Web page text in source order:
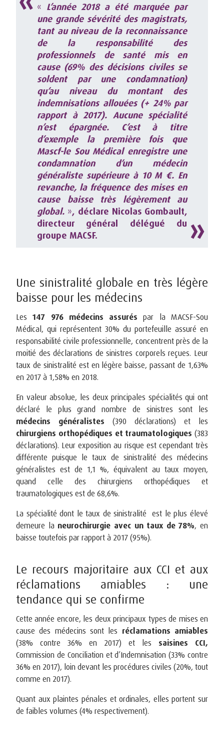
« L’année 2018 a été marquée par
une grande sévérité des magistrats,
tant au niveau de la reconnaissance
de la responsabilité des
professionnels de santé mis en
cause (69% des décisions civiles se
soldent par une condamnation)
qu’au niveau du montant des
indemnisations allouées (+ 24% par
rapport à 2017). Aucune spécialité
n’est épargnée. C’est à titre
d’exemple la première fois que
Mascf-le Sou Médical enregistre une
condamnation d’un médecin
généraliste supérieure à 10 M €. En
revanche, la fréquence des mises en
cause baisse très légèrement au
global. », déclare Nicolas Gombault,
directeur général délégué du
groupe MACSF.
Une sinistralité globale en très légère
baisse pour les médecins
Les147 976 médecins assurés par la MACSF-Sou
Médical, qui représentent 30% du portefeuille assuré en
responsabilité civile professionnelle, concentrent près de la
moitié des déclarations de sinistres corporels reçues. Leur
taux de sinistralité est en légère baisse, passant de 1,63%
en 2017 à 1,58% en 2018.
En valeur absolue, les deux principales spécialités qui ont
déclaré le plus grand nombre de sinistres sont les
médecins généralistes (390 déclarations) et les
chirurgiens orthopédiques et traumatologiques (383
déclarations). Leur exposition au risque est cependant très
différente puisque le taux de sinistralité des médecins
généralistes est de 1,1 %, équivalent au taux moyen,
quand celle des chirurgiens orthopédiques et
traumatologiques est de 68,6%.
La spécialité dont le taux de sinistralité est le plus élevé
demeure la neurochirurgie avec un taux de 78%, en
baisse toutefois par rapport à 2017 (95%).
Le recours majoritaire aux CCI et aux
réclamations amiables : une
tendance qui se confirme
Cette année encore, les deux principaux types de mises en
cause des médecins sont les réclamations amiables
(38% contre 36% en 2017) et les saisines CCI,
Commission de Conciliation et d’Indemnisation (33% contre
36% en 2017), loin devant les procédures civiles (20%, tout
comme en 2017).
Quant aux plaintes pénales et ordinales, elles portent sur
de faibles volumes (4% respectivement).